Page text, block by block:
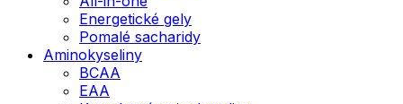
Energetické gely
Pomalé sacharidy
Aminokyseliny
BCAA
EAA